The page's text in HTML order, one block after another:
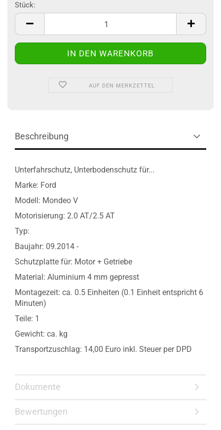
Stück:
Stück
AUF DEN MERKZETTEL
Beschreibung
Unterfahrschutz, Unterbodenschutz für...
Marke: Ford
Modell: Mondeo V
Motorisierung: 2.0 AT/2.5 AT
Typ:
Baujahr: 09.2014 -
Schutzplatte für: Motor + Getriebe
Material: Aluminium 4 mm gepresst
Montagezeit: ca. 0.5 Einheiten (0.1 Einheit entspricht 6
Minuten)
Teile: 1
Gewicht: ca. kg
Transportzuschlag: 14,00 Euro inkl. Steuer per DPD
Dokumente
Bewertungen